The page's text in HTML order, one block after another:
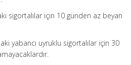
sigortalılar için 10 günden az beyan
yabancı uyruklu sigortalılar için 30